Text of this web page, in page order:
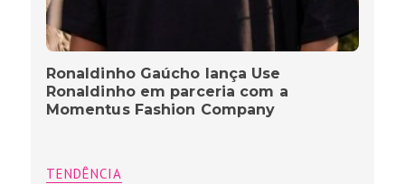
Ronaldinho Gaúcho lança Use
Ronaldinho em parceria com a
Momentus Fashion Company
TENDÊNCIA